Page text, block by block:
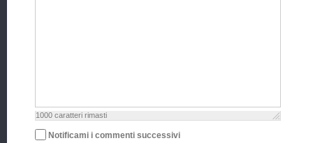
1000 caratteri rimasti
Notificami i commenti successivi